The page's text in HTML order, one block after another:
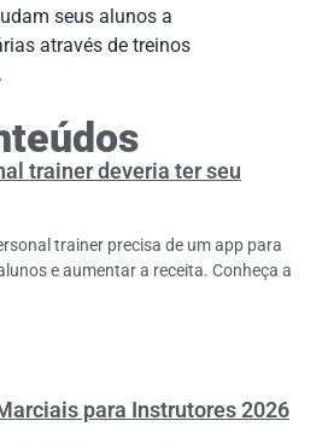
seus alunos a
através de treinos
trainer deveria ter seu
trainer precisa de um app para
e aumentar a receita. Conheça a
para Instrutores 2026